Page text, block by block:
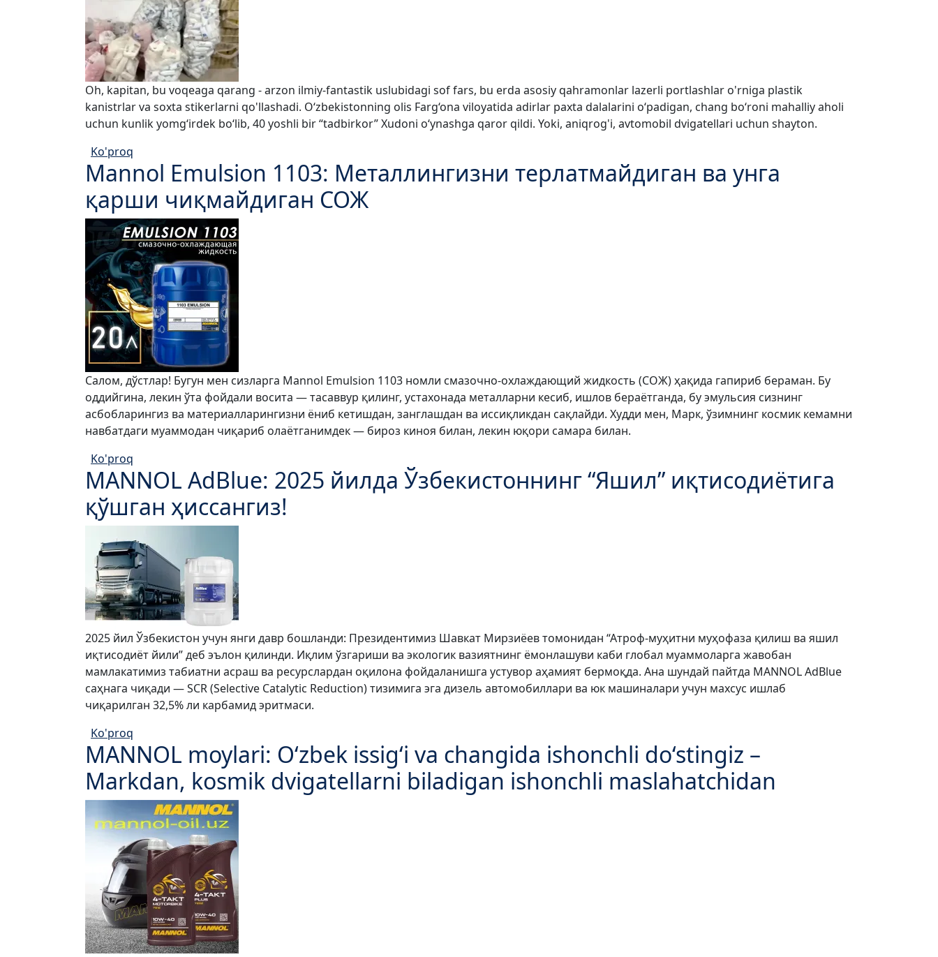
Oh, kapitan, bu voqeaga qarang - arzon ilmiy-fantastik uslubidagi sof fars, bu erda asosiy qahramonlar lazerli portlashlar o'rniga plastik
kanistrlar va soxta stikerlarni qo'llashadi. O‘zbekistonning olis Farg‘ona viloyatida adirlar paxta dalalarini o‘padigan, chang bo‘roni mahalliy aholi
uchun kunlik yomg‘irdek bo‘lib, 40 yoshli bir “tadbirkor” Xudoni o‘ynashga qaror qildi. Yoki, aniqrog'i, avtomobil dvigatellari uchun shayton.
Ko'proq
Mannol Emulsion 1103: Металлингизни терлатмайдиган ва унга
қарши чиқмайдиган СОЖ
Салом, дўстлар! Бугун мен сизларга Mannol Emulsion 1103 номли смазочно-охлаждающий жидкость (СОЖ) ҳақида гапириб бераман. Бу
оддийгина, лекин ўта фойдали восита — тасаввур қилинг, устахонада металларни кесиб, ишлов бераётганда, бу эмульсия сизнинг
асбобларингиз ва материалларингизни ёниб кетишдан, занглашдан ва иссиқликдан сақлайди. Худди мен, Марк, ўзимнинг космик кемамни
навбатдаги муаммодан чиқариб олаётганимдек — бироз киноя билан, лекин юқори самара билан.
Ko'proq
MANNOL AdBlue: 2025 йилда Ўзбекистоннинг “Яшил” иқтисодиётига
қўшган ҳиссангиз!
2025 йил Ўзбекистон учун янги давр бошланди: Президентимиз Шавкат Мирзиёев томонидан “Атроф-муҳитни муҳофаза қилиш ва яшил
иқтисодиёт йили” деб эълон қилинди. Иқлим ўзгариши ва экологик вазиятнинг ёмонлашуви каби глобал муаммоларга жавобан
мамлакатимиз табиатни асраш ва ресурслардан оқилона фойдаланишга устувор аҳамият бермоқда. Ана шундай пайтда MANNOL AdBlue
саҳнага чиқади — SCR (Selective Catalytic Reduction) тизимига эга дизель автомобиллари ва юк машиналари учун махсус ишлаб
чиқарилган 32,5% ли карбамид эритмаси.
Ko'proq
MANNOL moylari: O‘zbek issig‘i va changida ishonchli do‘stingiz –
Markdan, kosmik dvigatellarni biladigan ishonchli maslahatchidan